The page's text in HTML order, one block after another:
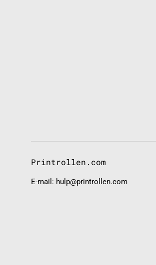
Printrollen.com
E-mail: hulp@printrollen.com